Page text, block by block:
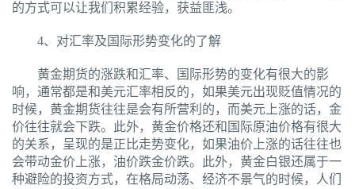
的方式可以让我们积累经验，获益匪浅。
4、对汇率及国际形势变化的了解
黄金期货的涨跌和汇率、国际形势的变化有很大的影
响，通常都是和美元汇率相反的，如果美元出现贬值情况的
时候，黄金期货往往是会有所营利的，而美元上涨的话，金
价往往就会下跌。此外，黄金价格还和国际原油价格有很大
的关系，呈现的是正比走势变化，如果油价上涨的话往往也
会带动金价上涨，油价跌金价跌。此外，黄金白银还属于一
种避险的投资方式，在格局动荡、经济不景气的时候，人们